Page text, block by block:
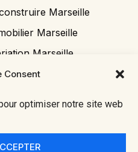
Consent
optimiser notre site web
Marseille
Marseille
Marseille
administratif
par